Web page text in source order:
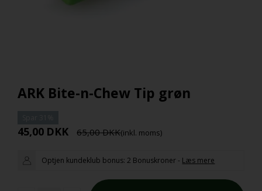
ARK Bite-n-Chew Tip grøn
45,00 DKK 65,00 (inkl. moms)
Optjen kundeklub bonus:2 Bonuskroner - Læs mere